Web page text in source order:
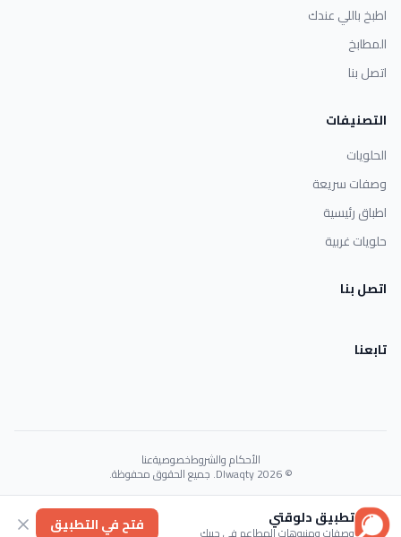
اطبخ باللي عندك
المطابخ
اتصل بنا
التصنيفات
الحلويات
وصفات سريعة
اطباق رئيسية
حلويات غربية
اتصل بنا
تابعنا
الأحكام والشروطخصوصيةعنا
© 2026 Dlwaqty. جميع الحقوق محفوظة.
Powered byGAIT
تطبيق دلوقتي فتح في التطبيق